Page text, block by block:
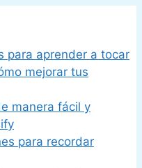
para aprender a tocar
mejorar tus
manera fácil y
para recordar